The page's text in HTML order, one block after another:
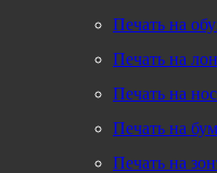
Печать на
Печать на
Печать на
Печать на
Печать на